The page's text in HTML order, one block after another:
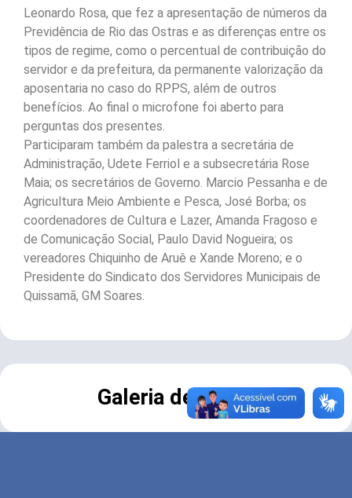
Leonardo Rosa, que fez a apresentação de números da
Previdência de Rio das Ostras e as diferenças entre os
tipos de regime, como o percentual de contribuição do
servidor e da prefeitura, da permanente valorização da
aposentaria no caso do RPPS, além de outros
benefícios. Ao final o microfone foi aberto para
perguntas dos presentes.
Participaram também da palestra a secretária de
Administração, Udete Ferriol e a subsecretária Rose
Maia; os secretários de Governo. Marcio Pessanha e de
Agricultura Meio Ambiente e Pesca, José Borba; os
coordenadores de Cultura e Lazer, Amanda Fragoso e
de Comunicação Social, Paulo David Nogueira; os
vereadores Chiquinho de Aruê e Xande Moreno; e o
Presidente do Sindicato dos Servidores Municipais de
Quissamã, GM Soares.
Galeria de Fotos